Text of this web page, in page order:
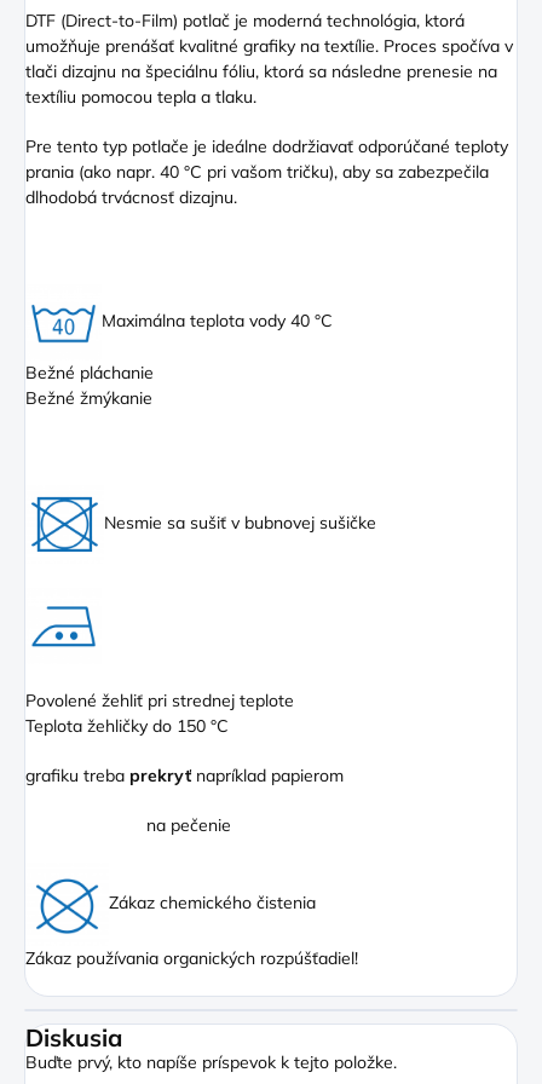
DTF (Direct-to-Film) potlač je moderná technológia, ktorá
umožňuje prenášať kvalitné grafiky na textílie. Proces spočíva v
tlači dizajnu na špeciálnu fóliu, ktorá sa následne prenesie na
textíliu pomocou tepla a tlaku.
Pre tento typ potlače je ideálne dodržiavať odporúčané teploty
prania (ako napr. 40 °C pri vašom tričku), aby sa zabezpečila
dlhodobá trvácnosť dizajnu.
Maximálna teplota vody 40 °C
Bežné pláchanie
Bežné žmýkanie
Nesmie sa sušiť v bubnovej sušičke
Povolené žehliť pri strednej teplote
Teplota žehličky do 150 °C
grafiku treba prekryť napríklad papierom
na pečenie
Zákaz chemického čistenia
Zákaz používania organických rozpúšťadiel!
Diskusia
Buďte prvý, kto napíše príspevok k tejto položke.